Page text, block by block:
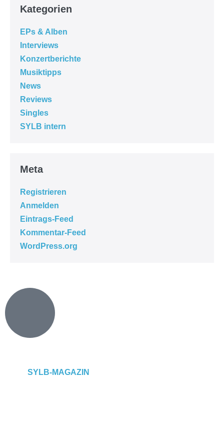
Kategorien
EPs & Alben
Interviews
Konzertberichte
Musiktipps
News
Reviews
Singles
SYLB intern
Meta
Registrieren
Anmelden
Eintrags-Feed
Kommentar-Feed
WordPress.org
SYLB-MAGAZIN